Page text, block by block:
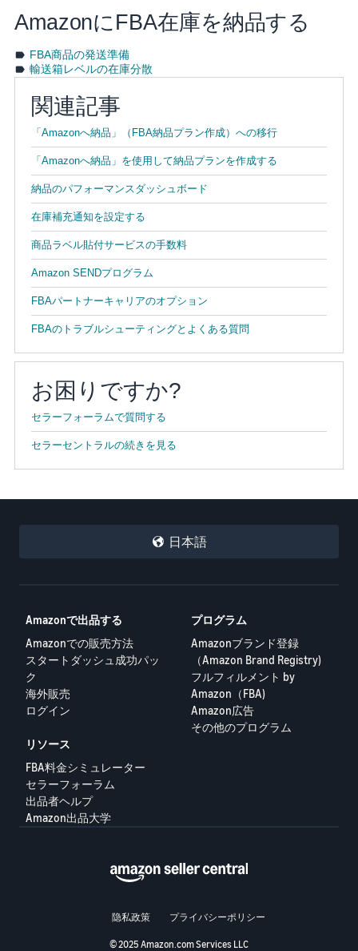
AmazonにFBA在庫を納品する
FBA商品の発送準備
輸送箱レベルの在庫分散
関連記事
「Amazonへ納品」（FBA納品プラン作成）への移行
「Amazonへ納品」を使用して納品プランを作成する
納品のパフォーマンスダッシュボード
在庫補充通知を設定する
商品ラベル貼付サービスの手数料
Amazon SENDプログラム
FBAパートナーキャリアのオプション
FBAのトラブルシューティングとよくある質問
お困りですか?
セラーフォーラムで質問する
セラーセントラルの続きを見る
日本語
Amazonで出品する
Amazonでの販売方法
スタートダッシュ成功パッ
ク
海外販売
ログイン
プログラム
Amazonブランド登録
（Amazon Brand Registry)
フルフィルメント by
Amazon（FBA)
Amazon広告
その他のプログラム
リソース
FBA料金シミュレーター
セラーフォーラム
出品者ヘルプ
Amazon出品大学
隐私政策 プライバシーポリシー
© 2025 Amazon.com Services LLC